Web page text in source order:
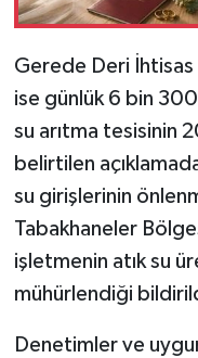
Gerede Deri
ise günlük 6 bin
su arıtma tesisinin
belirtilen
su girişlerinin
Tabakhaneler
işletmenin atık su
mühürlendiği
Denetimler ve